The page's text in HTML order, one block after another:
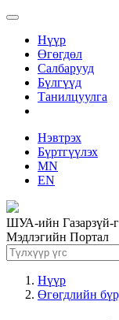
Нүүр
Өгөгдөл
Салбарууд
Бүлгүүд
Танилцуулга
Нэвтрэх
Бүртгүүлэх
MN
EN
ШУА-ийн Газарзүй-
Мэдлэгийн Портал
Нүүр
Өгөгдлийн